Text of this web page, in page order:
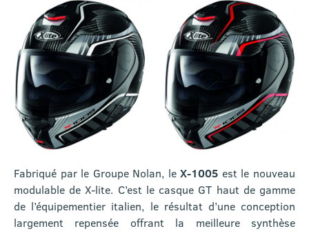
Fabriqué par le Groupe Nolan, leX-1005 est le nouveau
modulable de X-lite. C’est le casque GT haut de gamme
de l’équipementier italien, le résultat d’une conception
largement repensée offrant la meilleure synthèse